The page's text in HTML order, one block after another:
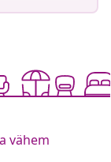
vähem